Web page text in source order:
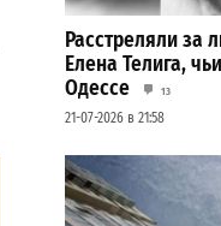
Расстреляли за
Елена Телига,
Одессе
13
21-07-2026 в 21:58